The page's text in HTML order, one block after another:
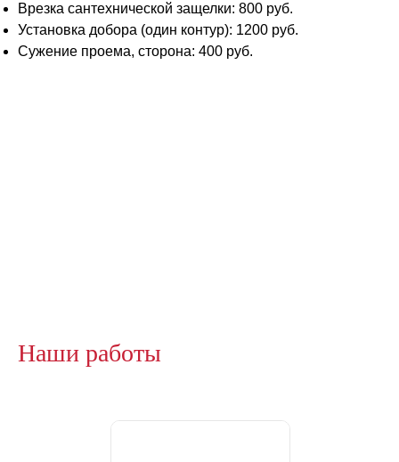
Врезка сантехнической защелки: 800 руб.
Установка добора (один контур): 1200 руб.
Сужение проема, сторона: 400 руб.
Наши работы